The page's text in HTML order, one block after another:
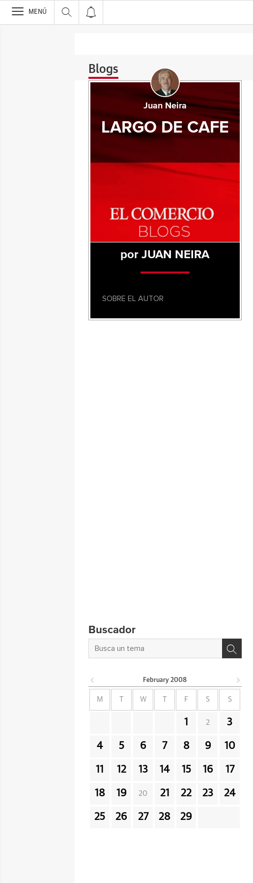
>
MENÚ
Blogs
Juan Neira
LARGO DE CAFE
por JUAN NEIRA
SOBRE EL AUTOR
Buscador
February 2008
M W F S S
1 2 3
4 5 6 7 8 9 10
11 12 13 14 15 16 17
18 19 20 21 22 23 24
25 26 27 28 29